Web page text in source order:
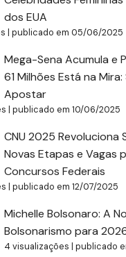
dos EUA
|publicado em 05/06/2025
Mega-Sena Acumula e
61 Milhões Está na
Apostar
|publicado em 10/06/2025
CNU 2025 Revoluciona
Novas Etapas e Vagas
Concursos Federais
|publicado em 12/07/2025
Michelle Bolsonaro: A
Bolsonarismo para
4 visualizações |publicado